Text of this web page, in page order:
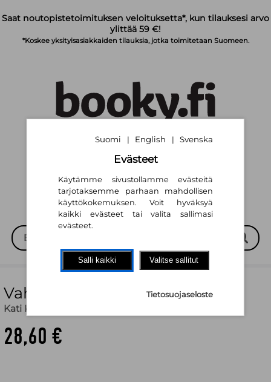
Saat noutopistetoimituksen veloituksetta*, kun tilauksesi arvo
ylittää 59 €!
*Koskee yksityisasiakkaiden tilauksia, jotka toimitetaan Suomeen.
English Svenska
Vahvista lasta
Kati Kärkkäinen
28,60 €
Suomi | English | Svenska
Evästeet
Käytämme sivustollamme evästeitä
tarjotaksemme parhaan mahdollisen
käyttökokemuksen. Voit hyväksyä
kaikki evästeet tai valita sallimasi
evästeet.
Salli kaikki Valitse sallitut
Tietosuojaseloste